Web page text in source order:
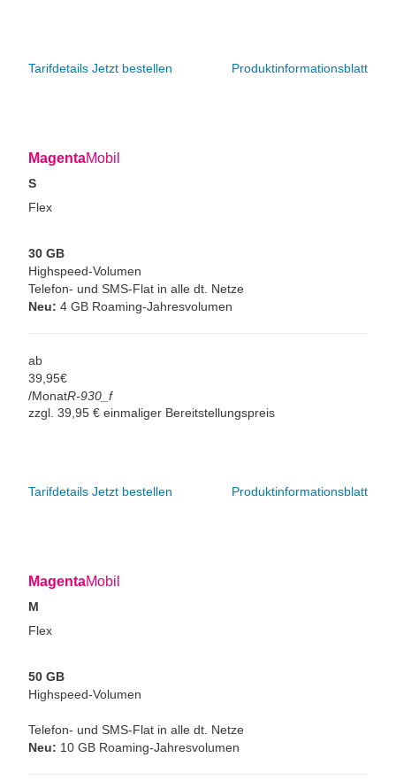
Produktinformationsblatt
Tarifdetails Jetzt bestellen
MagentaMobil
S
Flex
30 GB
Highspeed-Volumen
Telefon- und SMS-Flat in alle dt. Netze
Neu: 4 GB Roaming-Jahresvolumen
ab
39, 95€
/MonatR-930_f
zzgl. 39,95 € einmaliger Bereitstellungspreis
Produktinformationsblatt
Tarifdetails Jetzt bestellen
MagentaMobil
M
Flex
50 GB
Highspeed-Volumen
Telefon- und SMS-Flat in alle dt. Netze
Neu: 10 GB Roaming-Jahresvolumen